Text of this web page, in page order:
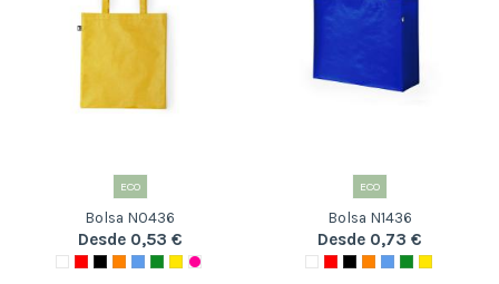
ECO
Bolsa N0436
Desde 0,53 €
ECO
Bolsa N1436
Desde 0,73 €